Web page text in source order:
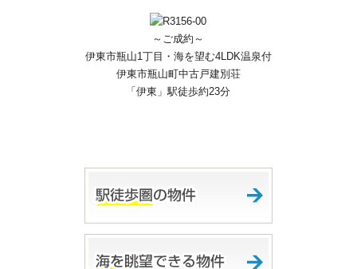
～ご成約～
伊東市瓶山1丁目・海を望む4LDK温泉付
伊東市瓶山町中古戸建別荘
「伊東」駅徒歩約23分